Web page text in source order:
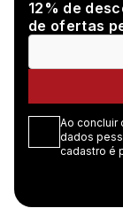
12% de
de ofertas
Ao concluir
dados
cadastro é